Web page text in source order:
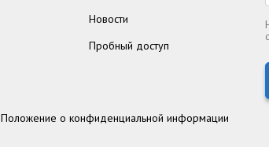
Новости
Пробный доступ
Положение о конфиденциальной информации